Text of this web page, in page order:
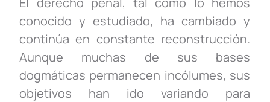
conocido y estudiado, ha cambiado y
continúa en constante reconstrucción.
Aunque muchas de sus bases
dogmáticas permanecen incólumes, sus
objetivos han ido variando para